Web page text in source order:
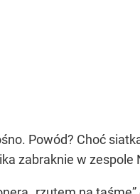
Powód? Choć
zabraknie w zespole